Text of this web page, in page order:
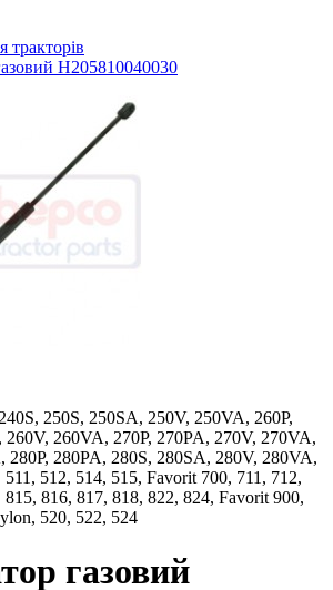
тракторів
H205810040030
250S, 250SA, 250V, 250VA, 260P,
260V, 260VA, 270P, 270PA, 270V, 270VA,
280P, 280PA, 280S, 280SA, 280V, 280VA,
512, 514, 515, Favorit 700, 711, 712,
816, 817, 818, 822, 824, Favorit 900,
520, 522, 524
газовий